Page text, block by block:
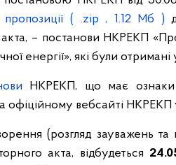
( .zip , 1.12 Мб )
акта, – постанови НКРЕКП
енергії», які були
НКРЕКП, що має ознаки
офіційному вебсайті НКРЕКП
(розгляд зауважень
акта, відбудеться 24